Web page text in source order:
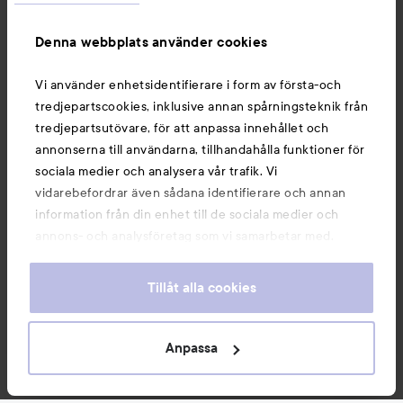
Denna webbplats använder cookies
Vi använder enhetsidentifierare i form av första-och
tredjepartscookies, inklusive annan spårningsteknik från
tredjepartsutövare, för att anpassa innehållet och
annonserna till användarna, tillhandahålla funktioner för
sociala medier och analysera vår trafik. Vi
vidarebefordrar även sådana identifierare och annan
information från din enhet till de sociala medier och
annons- och analysföretag som vi samarbetar med.
information som du har tillhandahållit eller som de har
våra cookies vid fortsatt användande av vår webbplats.
För information om hur du kan ändra inställningarna för
Tillåt alla cookies
Anpassa
Du kanske också gillar